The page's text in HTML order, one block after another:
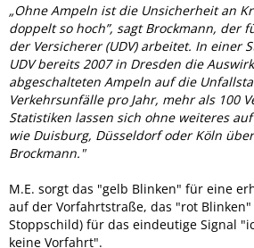
„Ohne Ampeln ist die Unsicherheit an
doppelt so hoch”, sagt Brockmann, der
der Versicherer (UDV) arbeitet. In einer
UDV bereits 2007 in Dresden die
abgeschalteten Ampeln auf die
Verkehrsunfälle pro Jahr, mehr als 100
Statistiken lassen sich ohne weiteres
wie Duisburg, Düsseldorf oder Köln
Brockmann."
M.E. sorgt das "gelb Blinken" für eine
auf der Vorfahrtstraße, das "rot
Stoppschild) für das eindeutige Signal
keine Vorfahrt".